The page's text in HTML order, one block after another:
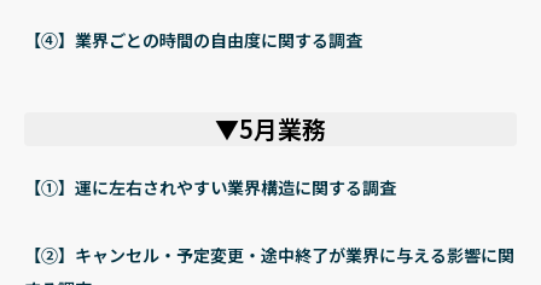
【④】業界ごとの時間の自由度に関する調査
▼5月業務
【①】運に左右されやすい業界構造に関する調査
【②】キャンセル・予定変更・途中終了が業界に与える影響に関